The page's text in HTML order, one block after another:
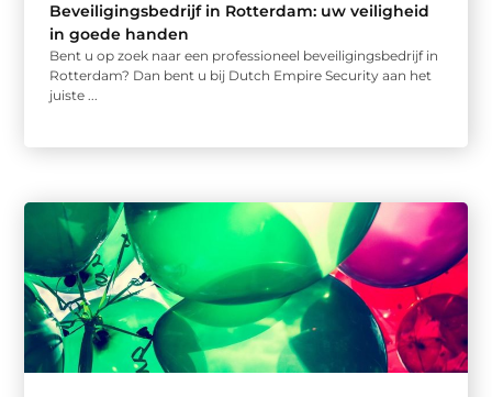
Beveiligingsbedrijf in Rotterdam: uw veiligheid
in goede handen
Bent u op zoek naar een professioneel beveiligingsbedrijf in
Rotterdam? Dan bent u bij Dutch Empire Security aan het
juiste ...